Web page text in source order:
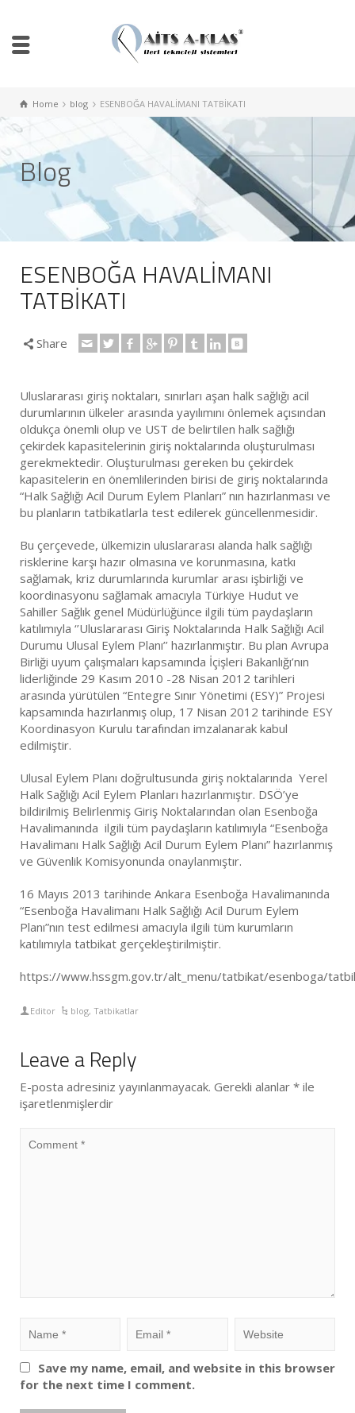
Home blog ESENBOĞA HAVALİMANI TATBİKATI
Blog
ESENBOĞA HAVALİMANI
TATBİKATI
Share
Uluslararası giriş noktaları, sınırları aşan halk sağlığı acil
durumlarının ülkeler arasında yayılımını önlemek açısından
oldukça önemli olup ve UST de belirtilen halk sağlığı
çekirdek kapasitelerinin giriş noktalarında oluşturulması
gerekmektedir. Oluşturulması gereken bu çekirdek
kapasitelerin en önemlilerinden birisi de giriş noktalarında
“Halk Sağlığı Acil Durum Eylem Planları” nın hazırlanması ve
bu planların tatbikatlarla test edilerek güncellenmesidir.
Bu çerçevede, ülkemizin uluslararası alanda halk sağlığı
risklerine karşı hazır olmasına ve korunmasına, katkı
sağlamak, kriz durumlarında kurumlar arası işbirliği ve
koordinasyonu sağlamak amacıyla Türkiye Hudut ve
Sahiller Sağlık genel Müdürlüğünce ilgili tüm paydaşların
katılımıyla ‘’Uluslararası Giriş Noktalarında Halk Sağlığı Acil
Durumu Ulusal Eylem Planı’’ hazırlanmıştır. Bu plan Avrupa
Birliği uyum çalışmaları kapsamında İçişleri Bakanlığı’nın
liderliğinde 29 Kasım 2010 -28 Nisan 2012 tarihleri
arasında yürütülen “Entegre Sınır Yönetimi (ESY)” Projesi
kapsamında hazırlanmış olup, 17 Nisan 2012 tarihinde ESY
Koordinasyon Kurulu tarafından imzalanarak kabul
edilmiştir.
Ulusal Eylem Planı doğrultusunda giriş noktalarında Yerel
Halk Sağlığı Acil Eylem Planları hazırlanmıştır. DSÖ’ye
bildirilmiş Belirlenmiş Giriş Noktalarından olan Esenboğa
Havalimanında ilgili tüm paydaşların katılımıyla “Esenboğa
Havalimanı Halk Sağlığı Acil Durum Eylem Planı” hazırlanmış
ve Güvenlik Komisyonunda onaylanmıştır.
16 Mayıs 2013 tarihinde Ankara Esenboğa Havalimanında
“Esenboğa Havalimanı Halk Sağlığı Acil Durum Eylem
Planı”nın test edilmesi amacıyla ilgili tüm kurumların
katılımıyla tatbikat gerçekleştirilmiştir.
https://www.hssgm.gov.tr/alt_menu/tatbikat/esenboga/
Editor blog,Tatbikatlar
Leave a Reply
E-posta adresiniz yayınlanmayacak. Gerekli alanlar * ile
işaretlenmişlerdir
Save my name, email, and website in this browser
for the next time I comment.